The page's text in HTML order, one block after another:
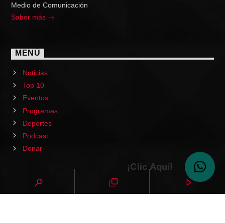
Medio de Comunicación
Saber más
MENÚ
Noticias
Top 10
Eventos
Programas
Deportes
Podcast
Donar
¡Clic Aquí!